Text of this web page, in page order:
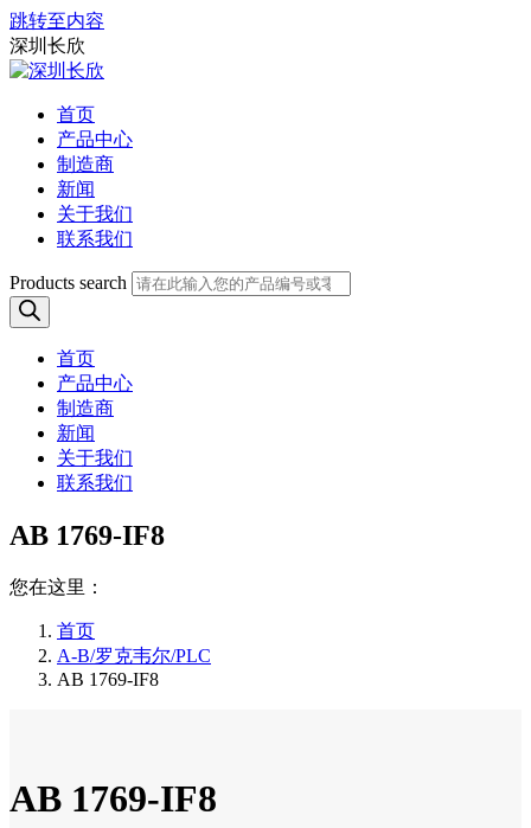
跳转至内容
深圳长欣
首页
产品中心
制造商
新闻
关于我们
联系我们
Products search
首页
产品中心
制造商
新闻
关于我们
联系我们
AB 1769-IF8
您在这里：
首页
A-B/罗克韦尔/PLC
AB 1769-IF8
AB 1769-IF8